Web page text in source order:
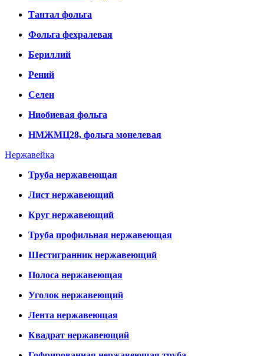
Тантал фольга
Фольга фехралевая
Бериллий
Рений
Селен
Ниобиевая фольга
НМЖМЦ28, фольга монелевая
Нержавейка
Труба нержавеющая
Лист нержавеющий
Круг нержавеющий
Труба профильная нержавеющая
Шестигранник нержавеющий
Полоса нержавеющая
Уголок нержавеющий
Лента нержавеющая
Квадрат нержавеющий